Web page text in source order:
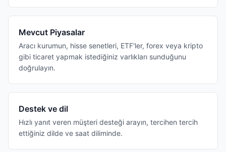
Mevcut Piyasalar
Aracı kurumun, hisse senetleri, ETF'ler, forex veya kripto
gibi ticaret yapmak istediğiniz varlıkları sunduğunu
doğrulayın.
Destek ve dil
Hızlı yanıt veren müşteri desteği arayın, tercihen tercih
ettiğiniz dilde ve saat diliminde.